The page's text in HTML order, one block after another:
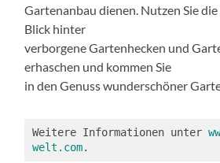
Gartenanbau dienen. Nutzen Sie
Blick hinter
verborgene Gartenhecken und
erhaschen und kommen Sie
in den Genuss wunderschöner
Weitere Informationen unter
welt.com.